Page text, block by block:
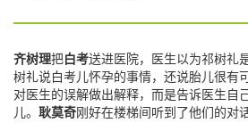
齐树理把白考送进医院，医生以为祁树礼
树礼说白考儿怀孕的事情，还说胎儿很有
对医生的误解做出解释，而是告诉医生自
儿。 耿莫奇刚好在楼梯间听到了他们的对